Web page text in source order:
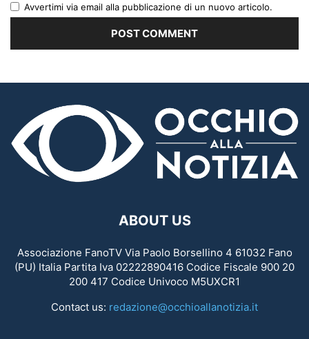
Avvertimi via email alla pubblicazione di un nuovo articolo.
ABOUT US
Associazione FanoTV Via Paolo Borsellino 4 61032 Fano
(PU) Italia Partita Iva 02222890416 Codice Fiscale 900 20
200 417 Codice Univoco M5UXCR1
Contact us: redazione@occhioallanotizia.it